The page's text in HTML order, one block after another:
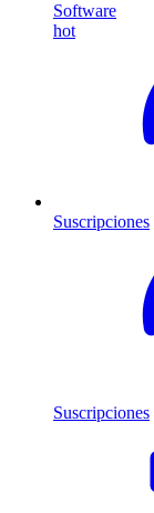
Software
hot
Suscripciones
Suscripciones